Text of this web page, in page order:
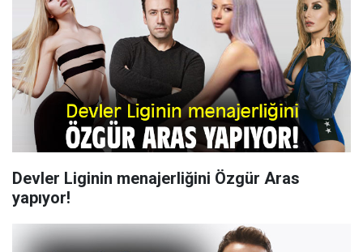
Devler Liginin menajerliğini Özgür Aras
yapıyor!